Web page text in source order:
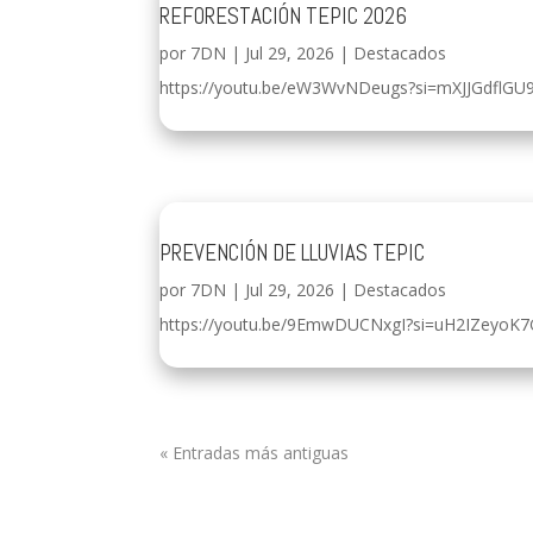
REFORESTACIÓN TEPIC 2026
por 7DN | Jul 29, 2026 | Destacados
https://youtu.be/
PREVENCIÓN DE LLUVIAS TEPIC
por 7DN | Jul 29, 2026 | Destacados
https://youtu.be/
« Entradas más antiguas